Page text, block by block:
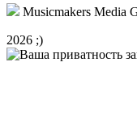
Musicmakers Media
2026 ;)